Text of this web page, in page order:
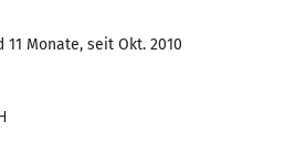
11 Monate, seit Okt. 2010